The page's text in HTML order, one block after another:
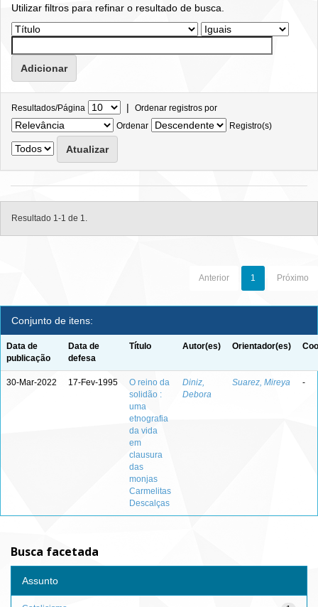
Utilizar filtros para refinar o resultado de busca.
Resultados/Página | Ordenar registros por
Ordenar
Registro(s)
Resultado 1-1 de 1.
Anterior 1 Próximo
Conjunto de itens:
Data de
publicação
Data de
defesa
Título Autor(es) Orientador(es)
30-Mar-2022 17-Fev-1995
O reino da
solidão :
uma
etnografia
da vida
em
clausura
das
monjas
Carmelitas
Descalças
Diniz,
Debora
Suarez, Mireya -
Busca facetada
Assunto